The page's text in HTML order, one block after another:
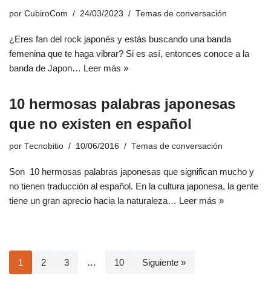
por CubiroCom 24/03/2023 Temas de conversación
¿Eres fan del rock japonés y estás buscando una banda
femenina que te haga vibrar? Si es así, entonces conoce a la
banda de Japon… Leer más »
10 hermosas palabras japonesas
que no existen en español
por Tecnobitio 10/06/2016 Temas de conversación
Son 10 hermosas palabras japonesas que significan mucho y
no tienen traducción al español. En la cultura japonesa, la gente
tiene un gran aprecio hacia la naturaleza… Leer más »
1 2 3 … 10 Siguiente »